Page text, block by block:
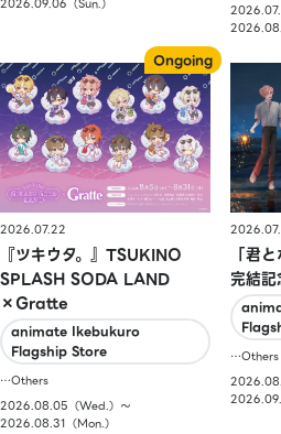
2026.07.22
『ツキウタ。』TSUKINO
SPLASH SODA LAND
×Gratte
animate Ikebukuro
Flagship Store
…Others
2026.08.05（Wed.）〜
2026.08.31（Mon.）
「君
完結
…Others